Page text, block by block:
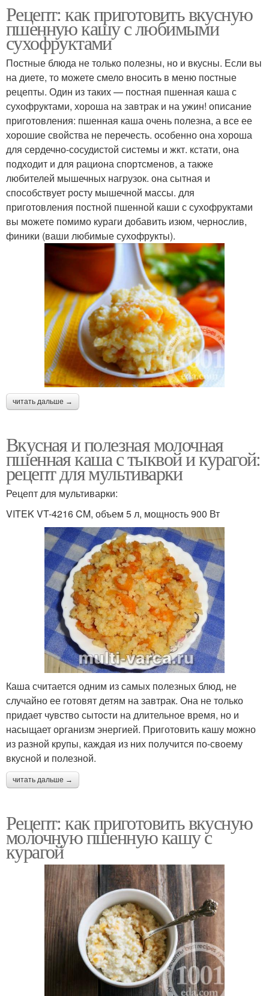
Рецепт: как приготовить вкусную
пшенную кашу с любимыми
сухофруктами
Постные блюда не только полезны, но и вкусны. Если вы
на диете, то можете смело вносить в меню постные
рецепты. Один из таких — постная пшенная каша с
сухофруктами, хороша на завтрак и на ужин! описание
приготовления: пшенная каша очень полезна, а все ее
хорошие свойства не перечесть. особенно она хороша
для сердечно-сосудистой системы и жкт. кстати, она
подходит и для рациона спортсменов, а также
любителей мышечных нагрузок. она сытная и
способствует росту мышечной массы. для
приготовления постной пшенной каши с сухофруктами
вы можете помимо кураги добавить изюм, чернослив,
финики (ваши любимые сухофрукты).
читать дальше →
Вкусная и полезная молочная
пшенная каша с тыквой и курагой:
рецепт для мультиварки
Рецепт для мультиварки:
VITEK VT-4216 CM, объем 5 л, мощность 900 Вт
Каша считается одним из самых полезных блюд, не
случайно ее готовят детям на завтрак. Она не только
придает чувство сытости на длительное время, но и
насыщает организм энергией. Приготовить кашу можно
из разной крупы, каждая из них получится по-своему
вкусной и полезной.
читать дальше →
Рецепт: как приготовить вкусную
молочную пшенную кашу с
курагой